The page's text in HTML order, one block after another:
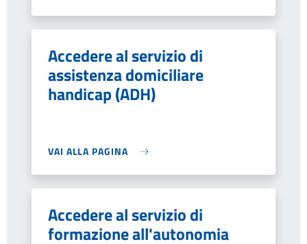
Accedere al servizio di
assistenza domiciliare
handicap (ADH)
VAI ALLA PAGINA
Accedere al servizio di
formazione all'autonomia